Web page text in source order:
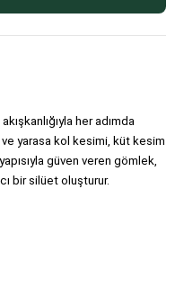
her adımda
yarasa kol kesimi, küt kesim
güven veren gömlek,
bir silüet oluşturur.